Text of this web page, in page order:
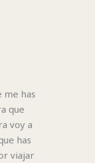
me has
que
voy a
has
viajar